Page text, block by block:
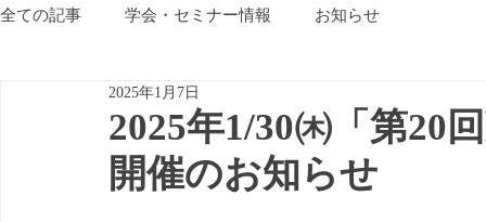
全ての記事 学会・セミナー情報 お知らせ
2025年1/30㈭「第20
開催のお知らせ
2025年1月7日